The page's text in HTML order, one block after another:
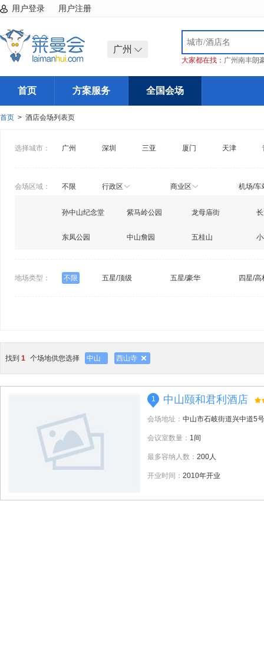
用户登录 用户注册
广州
大家都在找： 广州南丰朗
首页 方案服务 全国会场
首页 > 酒店会场列表页
选择城市： 广州 深圳 三亚 厦门 天津
会场区域： 不限 行政区 商业区 机场/车
孙中山纪念堂 紫马岭公园 龙母庙街
东凤公园 中山詹园 五桂山
地场类型： 不限 五星/顶级 五星/豪华 四星/高
找到 1 个场地供您选择 中山 西山寺
1 中山颐和君利酒店
会场地址： 中山市石岐街道兴中道5号
会议室数量： 1间
最多容纳人数： 200人
开业时间： 2010年开业